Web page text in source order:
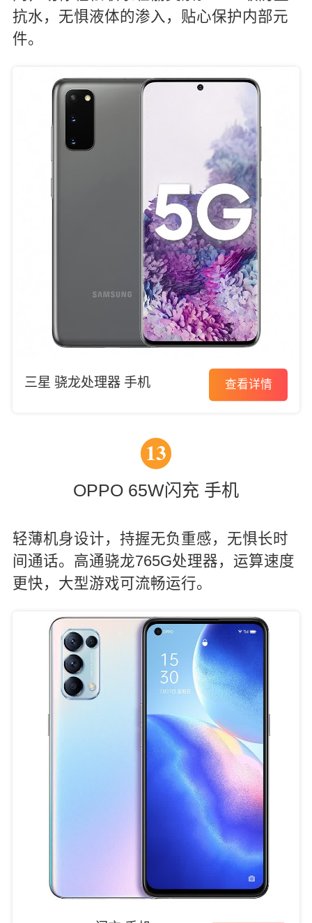
抗水，无惧液体的渗入，贴心保护内部元
件。
三星 骁龙处理器 手机 查看详情
13
OPPO 65W闪充 手机
轻薄机身设计，持握无负重感，无惧长时
间通话。高通骁龙765G处理器，运算速度
更快，大型游戏可流畅运行。